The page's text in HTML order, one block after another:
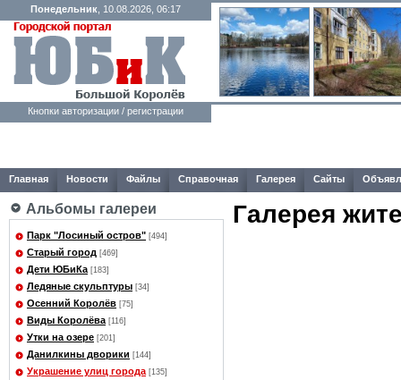
Понедельник , 10.08.2026, 06:17
Кнопки авторизации / регистрации
Главная Новости Файлы Справочная Галерея Сайты
Альбомы галереи
Парк "Лосиный остров" [494]
Старый город [469]
Дети ЮБиКа [183]
Ледяные скульптуры [34]
Осенний Королёв [75]
Виды Королёва [116]
Утки на озере [201]
Данилкины дворики [144]
Украшение улиц города [135]
Галерея